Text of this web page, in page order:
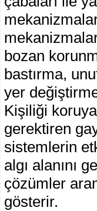
bozan
bastırma,
yer
Kişiliği
gerektiren
sistemlerin
algı alanını
çözümler
gösterir.